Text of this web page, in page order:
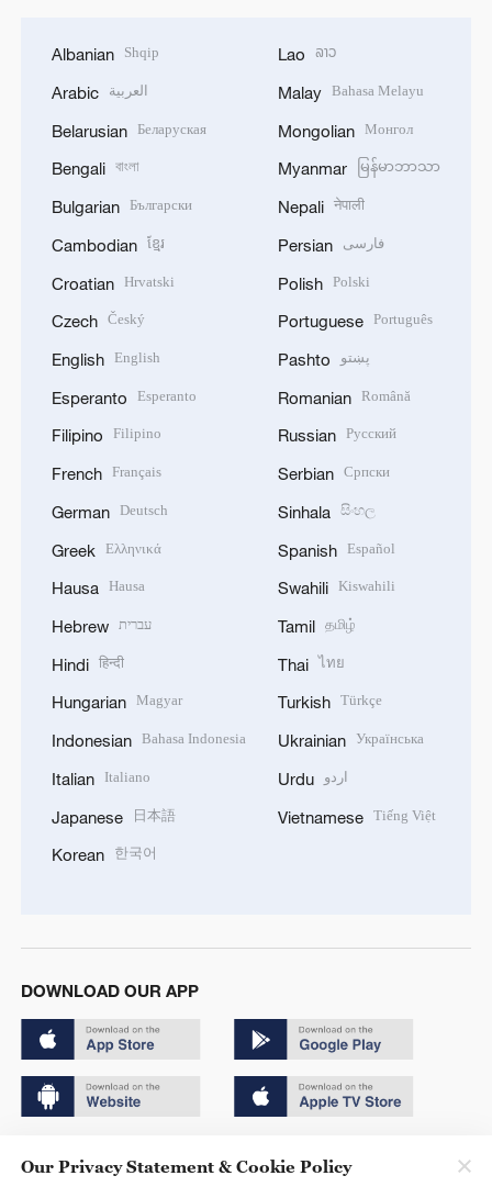
Albanian Shqip
Arabic العربية
Belarusian Беларуская
Bengali বাংলা
Bulgarian Български
Cambodian ខ្មែរ
Croatian Hrvatski
Czech Český
English English
Esperanto Esperanto
Filipino Filipino
French Français
German Deutsch
Greek Ελληνικά
Hausa Hausa
Hebrew עברית
Hindi हिन्दी
Hungarian Magyar
Indonesian Bahasa Indonesia
Italian Italiano
Japanese 日本語
Korean 한국어
Lao ລາວ
Malay Bahasa Melayu
Mongolian Монгол
Myanmar မြန်မာဘာသာ
Nepali नेपाली
Persian فارسی
Polish Polski
Portuguese Português
Pashto پښتو
Romanian Română
Russian Русский
Serbian Српски
Sinhala සිංහල
Spanish Español
Swahili Kiswahili
Tamil தமிழ்
Thai ไทย
Turkish Türkçe
Ukrainian Українська
Urdu اردو
Vietnamese Tiếng Việt
DOWNLOAD OUR APP
Our Privacy Statement & Cookie Policy